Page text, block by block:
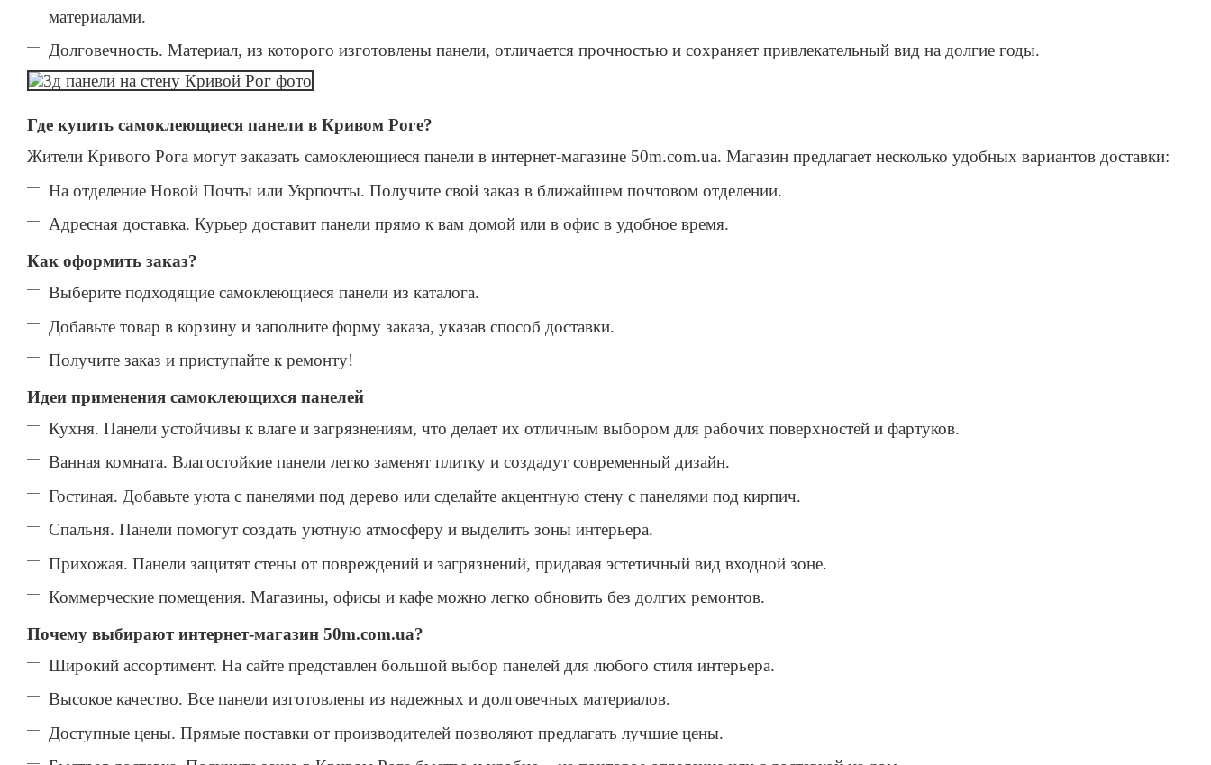
материалами.
Долговечность. Материал, из которого изготовлены панели, отличается прочностью и сохраняет привлекательный вид на долгие годы.
Где купить самоклеющиеся панели в Кривом Роге?
Жители Кривого Рога могут заказать самоклеющиеся панели в интернет-магазине 50m.com.ua. Магазин предлагает несколько удобных вариантов доставки:
На отделение Новой Почты или Укрпочты. Получите свой заказ в ближайшем почтовом отделении.
Адресная доставка. Курьер доставит панели прямо к вам домой или в офис в удобное время.
Как оформить заказ?
Выберите подходящие самоклеющиеся панели из каталога.
Добавьте товар в корзину и заполните форму заказа, указав способ доставки.
Получите заказ и приступайте к ремонту!
Идеи применения самоклеющихся панелей
Кухня. Панели устойчивы к влаге и загрязнениям, что делает их отличным выбором для рабочих поверхностей и фартуков.
Ванная комната. Влагостойкие панели легко заменят плитку и создадут современный дизайн.
Гостиная. Добавьте уюта с панелями под дерево или сделайте акцентную стену с панелями под кирпич.
Спальня. Панели помогут создать уютную атмосферу и выделить зоны интерьера.
Прихожая. Панели защитят стены от повреждений и загрязнений, придавая эстетичный вид входной зоне.
Коммерческие помещения. Магазины, офисы и кафе можно легко обновить без долгих ремонтов.
Почему выбирают интернет-магазин 50m.com.ua?
Широкий ассортимент. На сайте представлен большой выбор панелей для любого стиля интерьера.
Высокое качество. Все панели изготовлены из надежных и долговечных материалов.
Доступные цены. Прямые поставки от производителей позволяют предлагать лучшие цены.